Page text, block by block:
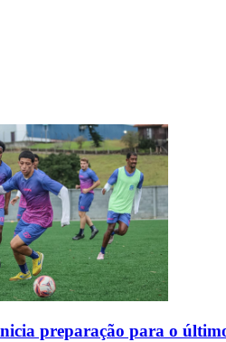
preparação para o